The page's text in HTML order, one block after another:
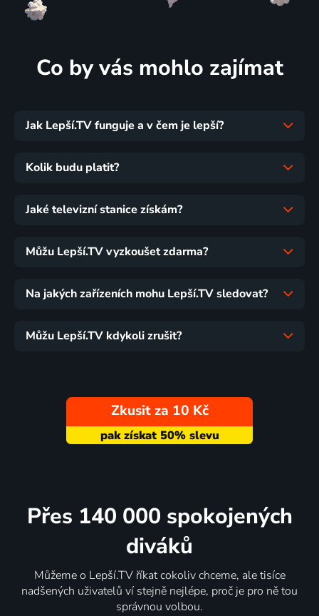
Co by vás mohlo zajímat
Jak Lepší.TV funguje a v čem je lepší?
Kolik budu platit?
Jaké televizní stanice získám?
Můžu Lepší.TV vyzkoušet zdarma?
Na jakých zařízeních mohu Lepší.TV sledovat?
Můžu Lepší.TV kdykoli zrušit?
Zkusit za 10 Kč
Přes 140 000 spokojených
diváků
Můžeme o Lepší.TV říkat cokoliv chceme, ale tisíce
nadšených uživatelů ví stejně nejlépe, proč je pro ně tou
správnou volbou.